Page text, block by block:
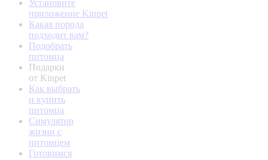
Установите
приложение Kinpet
Какая порода
подходит вам?
Подобрать
питомца
Подарки
от Kinpet
Как выбрать
и купить
питомца
Симулятор
жизни с
питомцем
Готовимся